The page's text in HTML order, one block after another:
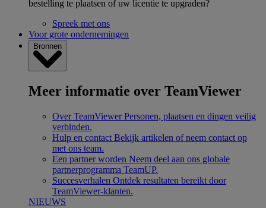
bestelling te plaatsen of uw licentie te upgraden?
Spreek met ons
Voor grote ondernemingen
Bronnen
Meer informatie over TeamViewer
Over TeamViewer Personen, plaatsen en dingen veilig
verbinden.
Hulp en contact Bekijk artikelen of neem contact op
met ons team.
Een partner worden Neem deel aan ons globale
partnerprogramma TeamUP.
Succesverhalen Ontdek resultaten bereikt door
TeamViewer-klanten.
NIEUWS